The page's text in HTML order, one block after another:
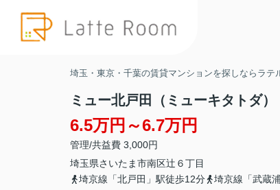
埼玉・東京・千葉の賃貸マンションを探しならラテ
ミュー北戸田（ミューキタトダ）
6.5万円～6.7万円
管理/共益費 3,000円
埼玉県さいたま市南区辻 ６丁目
埼京線「北戸田」駅徒歩12分
埼京線「武蔵